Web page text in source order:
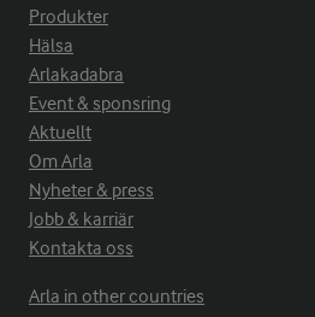
Produkter
Hälsa
Arlakadabra
Event & sponsring
Aktuellt
Om Arla
Nyheter & press
Jobb & karriär
Kontakta oss
Arla in other countries